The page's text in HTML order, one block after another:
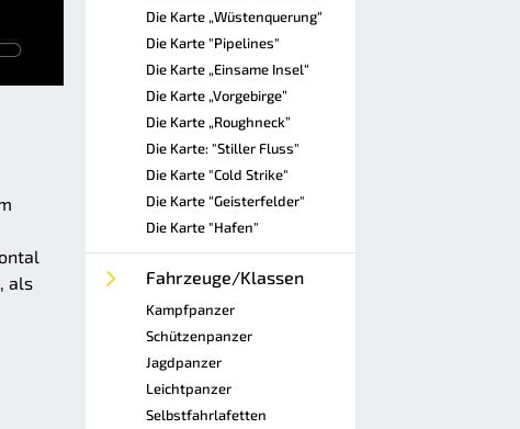
als
Die Karte „Wüstenquerung“
Die Karte "Pipelines"
Die Karte „Einsame Insel“
Die Karte „Vorgebirge”
Die Karte „Roughneck”
Die Karte: "Stiller Fluss"
Die Karte "Cold Strike"
Die Karte “Geisterfelder"
Die Karte "Hafen"
Fahrzeuge/Klassen
Kampfpanzer
Schützenpanzer
Jagdpanzer
Leichtpanzer
Selbstfahrlafetten